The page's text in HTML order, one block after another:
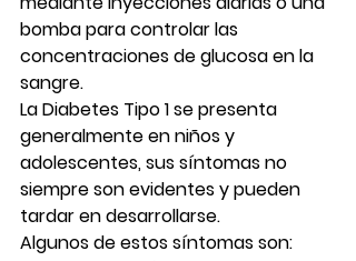
bomba para controlar las
concentraciones de glucosa en la
sangre.
La Diabetes Tipo 1 se presenta
generalmente en niños y
adolescentes, sus síntomas no
siempre son evidentes y pueden
tardar en desarrollarse.
Algunos de estos síntomas son: